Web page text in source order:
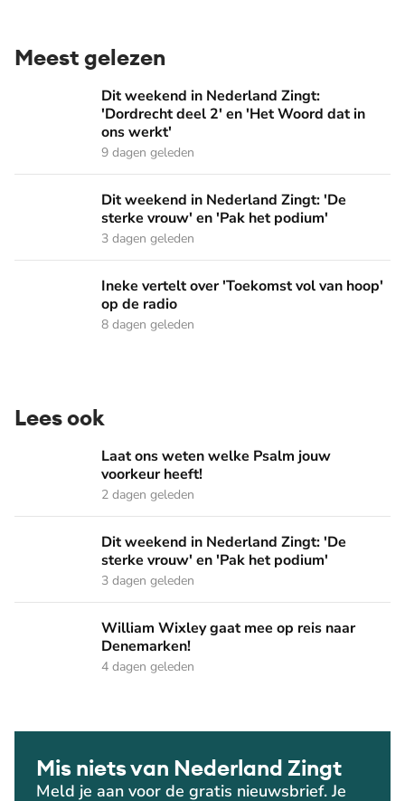
Meest gelezen
Dit weekend in Nederland Zingt: 'Dordrecht deel 2' en
Dit weekend in Nederland Zingt:
'Dordrecht deel 2' en 'Het Woord dat in
ons werkt'
9 dagen geleden
Dit weekend in Nederland Zingt: 'De sterke vrouw' en 'Pak
Dit weekend in Nederland Zingt: 'De
sterke vrouw' en 'Pak het podium'
3 dagen geleden
Ineke vertelt over 'Toekomst vol van hoop' op de radio
Ineke vertelt over 'Toekomst vol van hoop'
op de radio
8 dagen geleden
Lees ook
Laat ons weten welke Psalm jouw voorkeur heeft!
Laat ons weten welke Psalm jouw
voorkeur heeft!
2 dagen geleden
Dit weekend in Nederland Zingt: 'De sterke vrouw' en 'Pak
Dit weekend in Nederland Zingt: 'De
sterke vrouw' en 'Pak het podium'
3 dagen geleden
William Wixley gaat mee op reis naar Denemarken!
William Wixley gaat mee op reis naar
Denemarken!
4 dagen geleden
Mis niets van Nederland Zingt
Meld je aan voor de gratis nieuwsbrief. Je